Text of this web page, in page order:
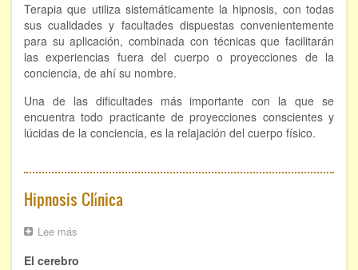
proyectiva
Terapia que utiliza sistemáticamente la hipnosis, con todas
sus cualidades y facultades dispuestas convenientemente
para su aplicación, combinada con técnicas que facilitarán
las experiencias fuera del cuerpo o proyecciones de la
conciencia, de ahí su nombre.
Una de las dificultades más importante con la que se
encuentra todo practicante de proyecciones conscientes y
lúcidas de la conciencia, es la relajación del cuerpo físico.
Hipnosis Clínica
Lee más
Clínica
El cerebro